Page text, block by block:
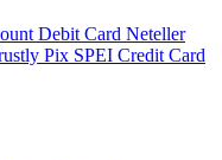
Debit Card Neteller
Pix SPEI Credit Card